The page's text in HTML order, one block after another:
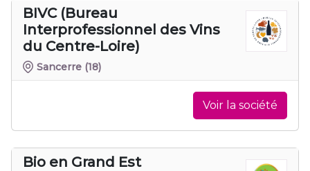
BIVC (Bureau
Interprofessionnel des Vins
du Centre-Loire)
Sancerre (18)
Voir la société
Bio en Grand Est